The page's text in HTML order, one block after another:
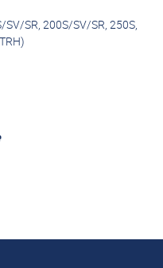
SR, 200S/SV/SR, 250S,